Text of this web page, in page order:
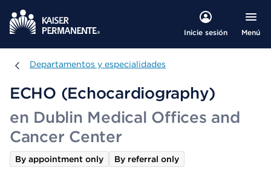
Inicie sesión Menú
Departamentos y especialidades
Departamentos y especialidades
ECHO (Echocardiography)
en Dublin Medical Offices and
Cancer Center
By appointment only By referral only